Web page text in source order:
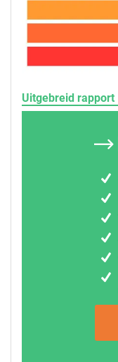
Uitgebreid rapport